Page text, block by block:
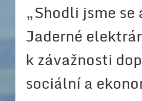
„Shodli jsme
Jaderné
k závažnosti
sociální a